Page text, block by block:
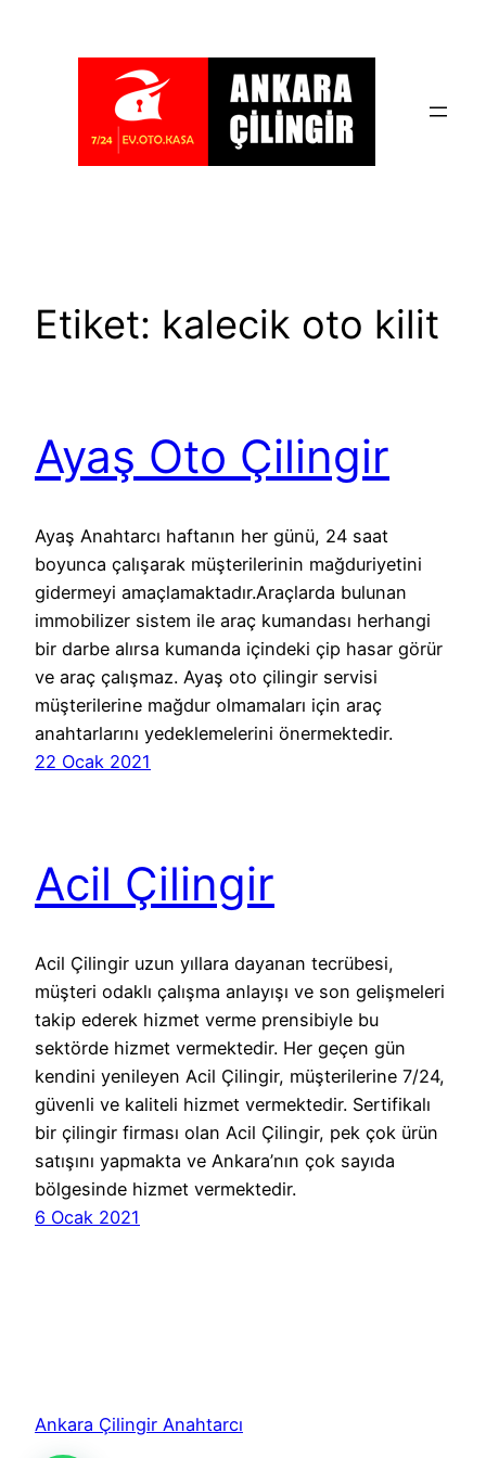
Etiket: kalecik oto kilit
Ayaş Oto Çilingir
Ayaş Anahtarcı haftanın her günü, 24 saat
boyunca çalışarak müşterilerinin mağduriyetini
gidermeyi amaçlamaktadır.Araçlarda bulunan
immobilizer sistem ile araç kumandası herhangi
bir darbe alırsa kumanda içindeki çip hasar görür
ve araç çalışmaz. Ayaş oto çilingir servisi
müşterilerine mağdur olmamaları için araç
anahtarlarını yedeklemelerini önermektedir.
22 Ocak 2021
Acil Çilingir
Acil Çilingir uzun yıllara dayanan tecrübesi,
müşteri odaklı çalışma anlayışı ve son gelişmeleri
takip ederek hizmet verme prensibiyle bu
sektörde hizmet vermektedir. Her geçen gün
kendini yenileyen Acil Çilingir, müşterilerine 7/24,
güvenli ve kaliteli hizmet vermektedir. Sertifikalı
bir çilingir firması olan Acil Çilingir, pek çok ürün
satışını yapmakta ve Ankara’nın çok sayıda
bölgesinde hizmet vermektedir.
6 Ocak 2021
Ankara Çilingir Anahtarcı